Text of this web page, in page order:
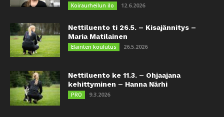
Koiraurheilun ilo 12.6.2026
Nettiluento ti 26.5. – Kisajännitys –
Maria Matilainen
Eläinten koulutus 26.5.2026
Nettiluento ke 11.3. – Ohjaajana
kehittyminen – Hanna Närhi
PRO 9.3.2026